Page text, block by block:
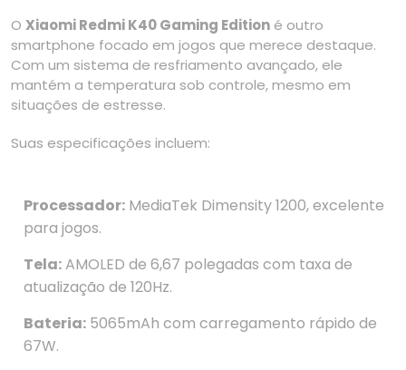
O Xiaomi Redmi K40 Gaming Edition é outro
smartphone focado em jogos que merece destaque.
Com um sistema de resfriamento avançado, ele
mantém a temperatura sob controle, mesmo em
situações de estresse.
Suas especificações incluem:
Processador: MediaTek Dimensity 1200, excelente
para jogos.
Tela:AMOLED de 6,67 polegadas com taxa de
atualização de 120Hz.
Bateria: 5065mAh com carregamento rápido de
67W.